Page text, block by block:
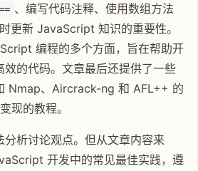
、编写代码注释、使用数组方法
更新 JavaScript 知识的重要性。
编程的多个方面，旨在帮助开
效的代码。文章最后还提供了一些
Nmap、Aircrack-ng 和 AFL++ 的
现的教程。
分析讨论观点。但从文章内容来
开发中的常见最佳实践，遵